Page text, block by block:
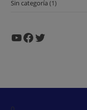
Sin categoría (1)